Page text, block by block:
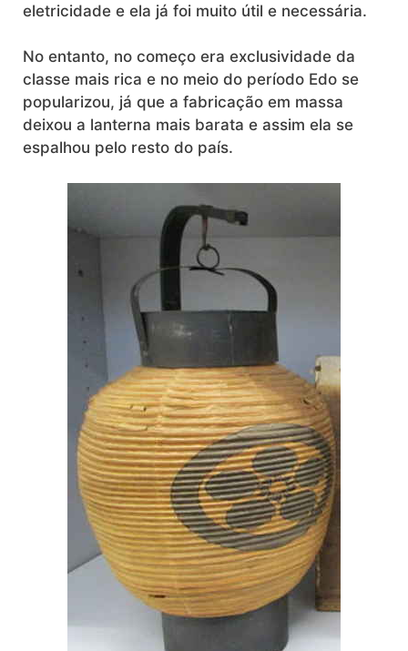
eletricidade e ela já foi muito útil e necessária.
No entanto, no começo era exclusividade da
classe mais rica e no meio do período Edo se
popularizou, já que a fabricação em massa
deixou a lanterna mais barata e assim ela se
espalhou pelo resto do país.